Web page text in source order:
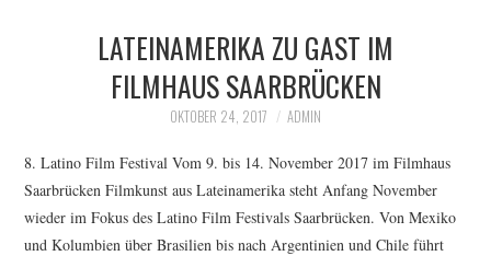
ARTISTAS
MÚSICA
LATEINAMERIKA ZU GAST IM
FILMHAUS SAARBRÜCKEN
OKTOBER 24, 2017 ADMIN
8. Latino Film Festival Vom 9. bis 14. November 2017 im Filmhaus
Saarbrücken Filmkunst aus Lateinamerika steht Anfang November
wieder im Fokus des Latino Film Festivals Saarbrücken. Von Mexiko
und Kolumbien über Brasilien bis nach Argentinien und Chile führt